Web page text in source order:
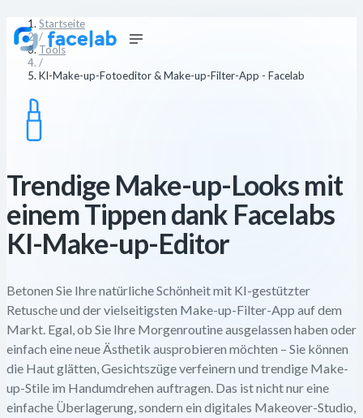
Startseite
/
Tools
/
KI-Make-up-Fotoeditor & Make-up-Filter-App - Facelab
Trendige Make-up-Looks mit
einem Tippen dank Facelabs
KI-Make-up-Editor
Betonen Sie Ihre natürliche Schönheit mit KI-gestützter
Retusche und der vielseitigsten Make-up-Filter-App auf dem
Markt. Egal, ob Sie Ihre Morgenroutine ausgelassen haben oder
einfach eine neue Ästhetik ausprobieren möchten – Sie können
die Haut glätten, Gesichtszüge verfeinern und trendige Make-
up-Stile im Handumdrehen auftragen. Das ist nicht nur eine
einfache Überlagerung, sondern ein digitales Makeover-Studio,